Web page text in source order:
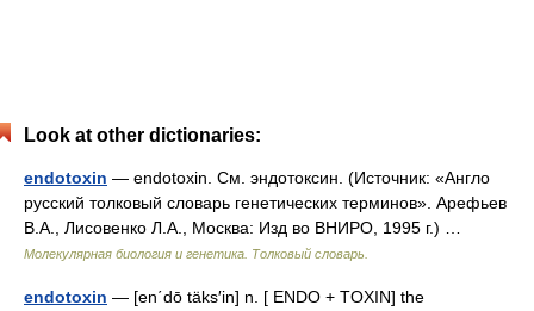
Look at other dictionaries:
endotoxin — endotoxin. См. эндотоксин. (Источник: «Англо
русский толковый словарь генетических терминов». Арефьев
В.А., Лисовенко Л.А., Москва: Изд во ВНИРО, 1995 г.) …
Молекулярная биология и генетика. Толковый словарь.
endotoxin — [en΄dō täks′in] n. [ ENDO + TOXIN] the